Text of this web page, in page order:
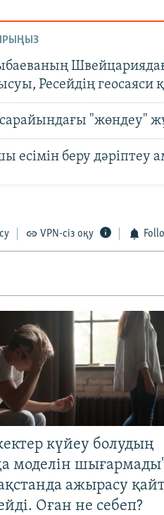
Ресейдің
"жөндеу"
есімін беру дәріптеу
VPN-сіз оқу
күйеу болудың
моделін
ажырасу
Оған не себеп?